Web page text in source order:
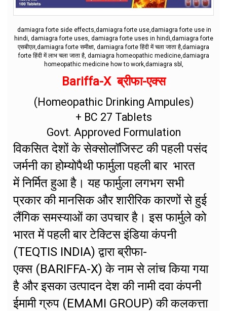
damiagra forte side effects,damiagra forte use,damiagra forte use in
hindi, damiagra forte uses, damiagra forte uses in hindi,damiagra forte
एसबीएल,damiagra forte समीक्षा, damiagra forte हिंदी में चला जाता है,damiagra
forte हिंदी में लाभ चला जाता है, damiagra homeopathic medicine,damiagra
homeopathic medicine how to work,damiagra sbl,
Bariffa-X ब्रीफा-एक्स
(Homeopathic Drinking Ampules)
+ BC 27 Tablets
Govt. Approved Formulation
विकसित देशों के सेक्सोलॉजिस्ट की पहली पसंद
जर्मनी का होम्योपैथी फार्मुला पहली बार भारत
में निर्मित हुआ है। यह फार्मुला लगभग सभी
प्रकार की मानसिक और शारीरिक कारणों से हुई
लैंगिक समस्याओं का उपचार है। इस फार्मुले को
भारत में पहली बार टेक्टिस इंडिया कंपनी
(TEQTIS INDIA) द्वारा ब्रीफा-
एक्स (BARIFFA-X) के नाम से लांच किया गया
है और इसका उत्पादन देश की नामी दवा कंपनी
ईमामी ग्रुप (EMAMI GROUP) की कलकत्ता